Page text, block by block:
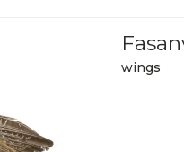
wings